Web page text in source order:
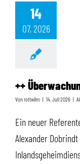
14
07, 2026
++
Vonrottwilm | 14. Juli 2026 |
Ein neuer
Alexander